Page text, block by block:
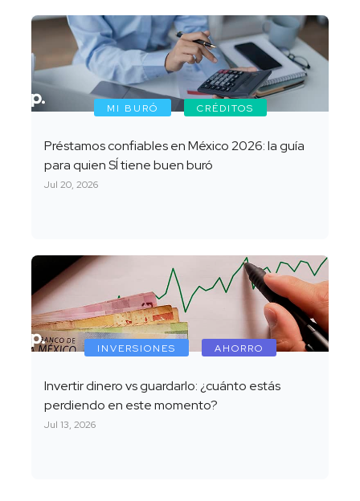
MI BURÓ CRÉDITOS
Préstamos confiables en México 2026: la guía
para quien SÍ tiene buen buró
Jul 20, 2026
INVERSIONES AHORRO
Invertir dinero vs guardarlo: ¿cuánto estás
perdiendo en este momento?
Jul 13, 2026